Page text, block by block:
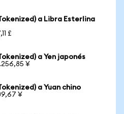
a Libra Esterlina
£
a Yen japonés
¥
a Yuan chino
¥